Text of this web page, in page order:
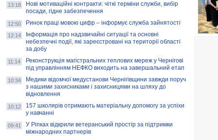
13:18
Нові мотиваційні контракти: чіткі терміни служби, вибір
посади, гідне забезпечення
12:50 Ринок праці мовою цифр – інформує служба зайнятості
12:14
Інформація про надзвичайні ситуації та основні
небезпечні події, які зареєстровані на території області
за добу
11:14
Реконструкція магістральних теплових мереж у Чернігові
під управлінням НЕФКО виходить на завершальний етап
10:34
Медики відомчої медустанови Чернігівщини завжди поруч
з нашими захисниками і захисницями на шляху до
відновлення
10:12
157 школярів отримають матеріальну допомогу за успіхи
у навчанні
09:41
У Ріпках відкрили ветеранський простір за підтримки
міжнародних партнерів